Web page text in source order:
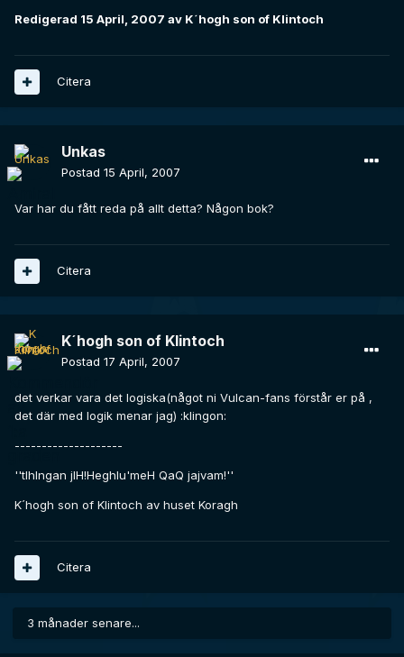
Redigerad 15 April, 2007 av K´hogh son of Klintoch
Citera
Unkas
Postad 15 April, 2007
Var har du fått reda på allt detta? Någon bok?
Citera
K´hogh son of Klintoch
Postad 17 April, 2007
det verkar vara det logiska(något ni Vulcan-fans förstår er på ,
det där med logik menar jag) :klingon:
--------------------
''tlhIngan jIH!Heghlu'meH QaQ jajvam!''
K´hogh son of Klintoch av huset Koragh
Citera
3 månader senare...